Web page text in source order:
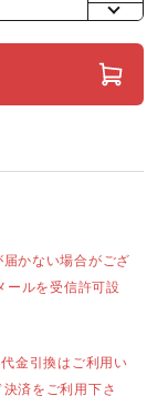
かない場合がござ
ルを受信許可設
金引換はご利用い
済をご利用下さ